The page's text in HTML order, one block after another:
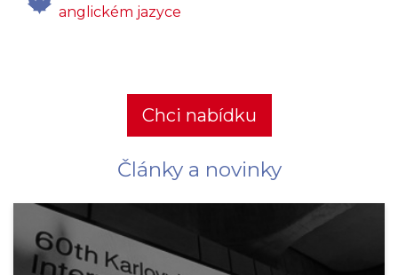
anglickém jazyce
Chci nabídku
Články a novinky